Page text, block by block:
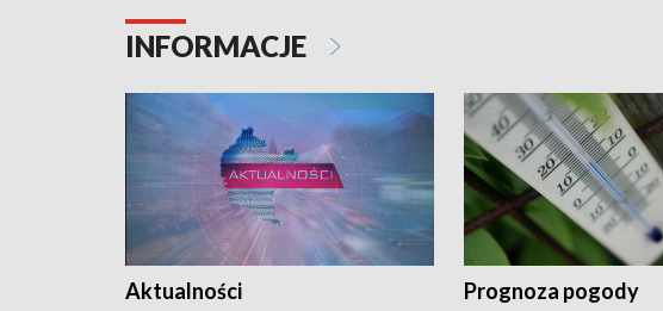
INFORMACJE
Aktualności Prognoza pogody